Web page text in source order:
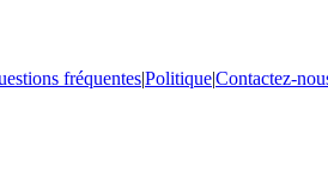
fréquentes|Politique|Contactez-